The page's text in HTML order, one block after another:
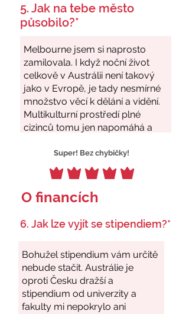
5. Jak na tebe město
působilo?*
Super! Bez chybičky!
O financích
6. Jak lze vyjít se stipendiem?*